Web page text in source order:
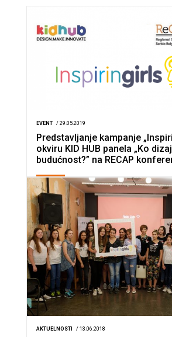
EVENT / 29.05.2019
Predstavljanje kampanje
okviru KID HUB panela „Ko
budućnost?” na RECAP
AKTUELNOSTI / 13.06.2018